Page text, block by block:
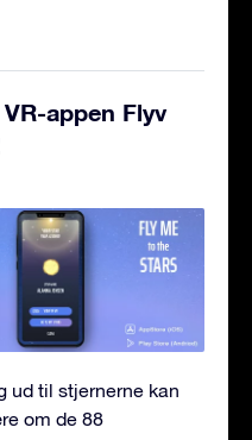
appen Flyv
ud til stjernerne kan
om de 88